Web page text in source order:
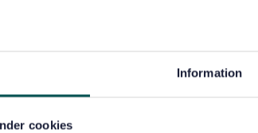
Information
cookies